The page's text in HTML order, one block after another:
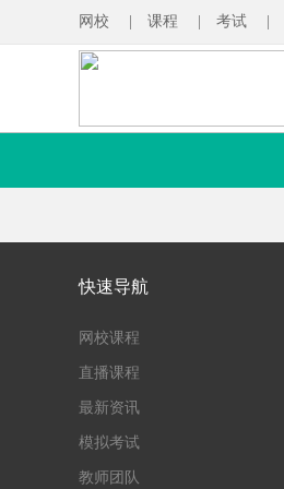
网校 课程 考试
快速导航
网校课程
直播课程
最新资讯
模拟考试
教师团队